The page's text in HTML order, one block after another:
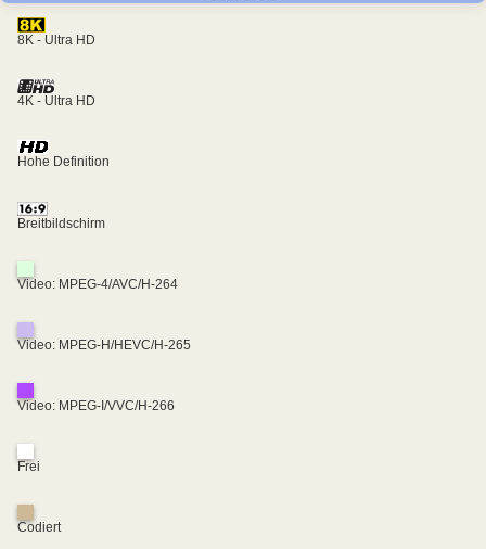
8K - Ultra HD
4K - Ultra HD
Hohe Definition
Breitbildschirm
Video: MPEG-4/AVC/H-264
Video: MPEG-H/HEVC/H-265
Video: MPEG-I/VVC/H-266
Frei
Codiert